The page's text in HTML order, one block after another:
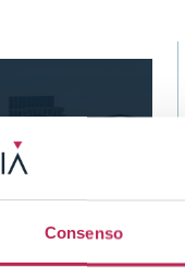
Consenso